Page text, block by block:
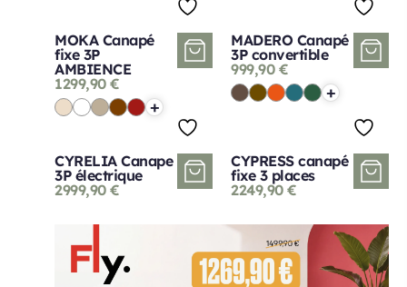
MOKA Canapé
fixe 3P
AMBIENCE
1299,90 €
+
MADERO Canapé
3P convertible
999,90 €
+
CYRELIA Canape
3P électrique
2999,90 €
CYPRESS canapé
fixe 3 places
2249,90 €